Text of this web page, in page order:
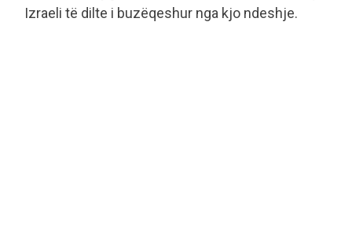
Izraeli të dilte i buzëqeshur nga kjo ndeshje.